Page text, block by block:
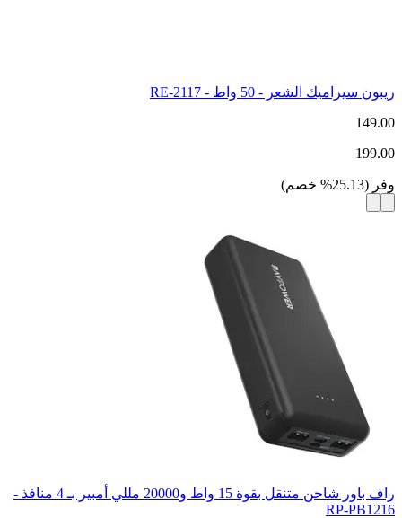
ريبون سيراميك الشعر - 50 واط - RE-2117
149.00
199.00
وفر (
25.13
% خصم)
راف باور شاحن متنقل بقوة 15 واط و20000 مللي أمبير بـ 4 منافذ -
RP-PB1216